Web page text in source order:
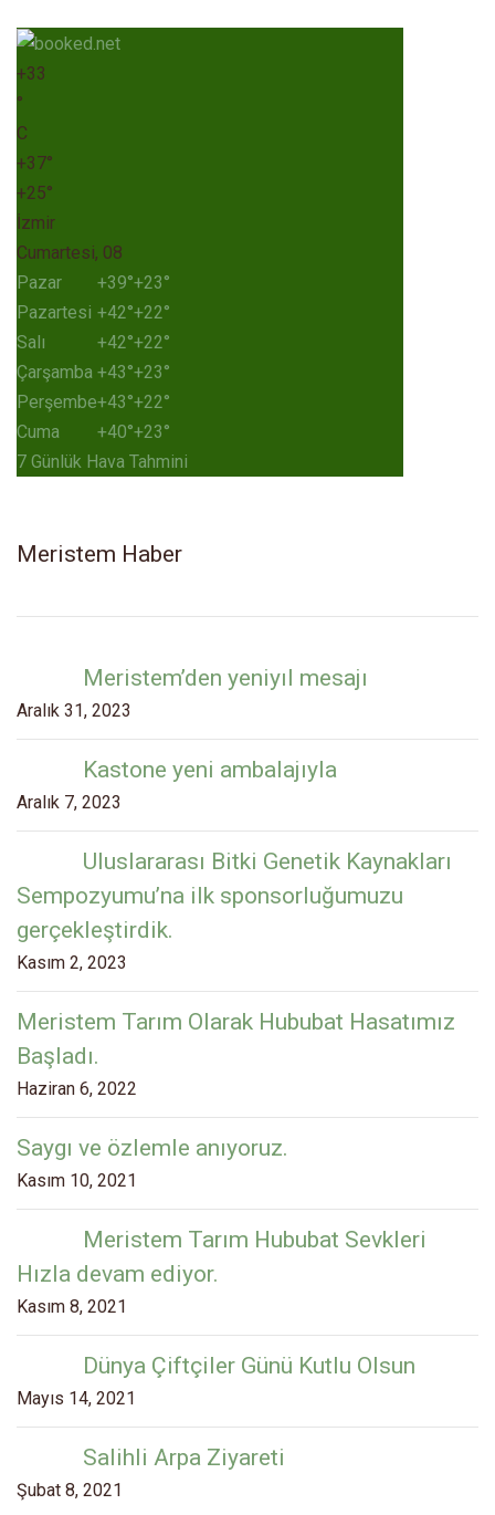
+33
°
C
+37°
+25°
İzmir
Cumartesi, 08
Pazar
+39°+23°
Pazartesi +42°+22°
Salı
+42°+22°
Çarşamba +43°+23°
Perşembe+43°+22°
Cuma
+40°+23°
7 Günlük Hava Tahmini
Meristem Haber
Meristem’den yeniyıl mesajı
Aralık 31, 2023
Kastone yeni ambalajıyla
Aralık 7, 2023
Uluslararası Bitki Genetik Kaynakları
Sempozyumu’na ilk sponsorluğumuzu
gerçekleştirdik.
Kasım 2, 2023
Meristem Tarım Olarak Hububat Hasatımız
Başladı.
Haziran 6, 2022
Saygı ve özlemle anıyoruz.
Kasım 10, 2021
Meristem Tarım Hububat Sevkleri
Hızla devam ediyor.
Kasım 8, 2021
Dünya Çiftçiler Günü Kutlu Olsun
Mayıs 14, 2021
Salihli Arpa Ziyareti
Şubat 8, 2021